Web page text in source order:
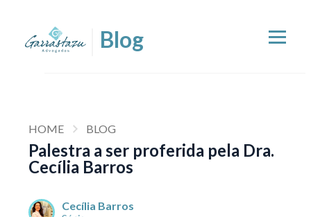
HOME BLOG
Palestra a ser proferida pela Dra.
Cecília Barros
Cecília Barros